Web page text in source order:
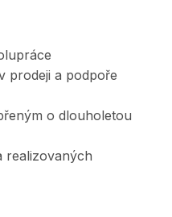
prodeji a podpoře
o dlouholetou
realizovaných